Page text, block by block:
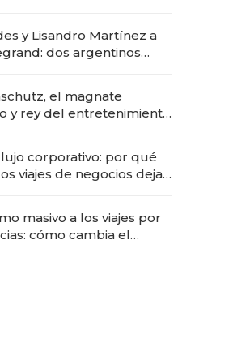
premium"
y Lisandro Martínez a
dos argentinos
el magnate
y rey del entretenimiento
corporativo: por qué
viajes de negocios dejan
masivo a los viajes por
cómo cambia el